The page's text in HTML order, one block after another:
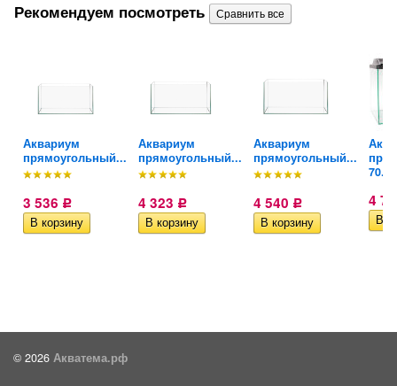
Рекомендуем посмотреть
Аквариум
прямоугольный...
3 536 Р
Аквариум
прямоугольный...
4 323 Р
Аквариум
прямоугольный...
4 540 Р
70...
4
© 2026 Акватема.рф